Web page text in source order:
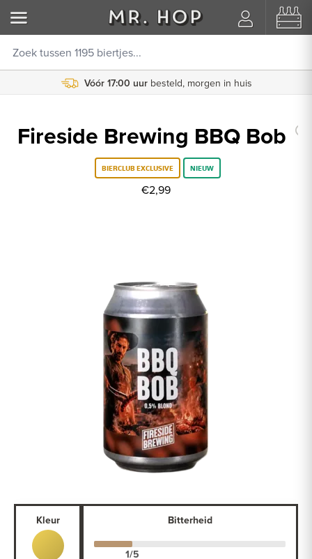
Vóór 17:00 uur besteld, morgen in huis
Koppel je Untappd account
Fireside Brewing BBQ Bob
BIERCLUB EXCLUSIVE NIEUW
€2,99
Kleur Bitterheid